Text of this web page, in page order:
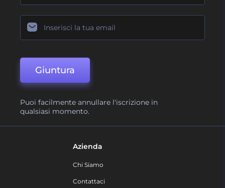
Giuntura
Puoi facilmente annullare l'iscrizione in
qualsiasi momento.
Azienda
Chi Siamo
Contattaci